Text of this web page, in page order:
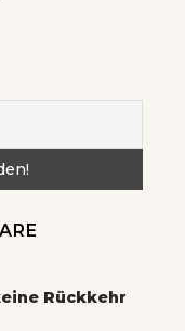
Rückkehr